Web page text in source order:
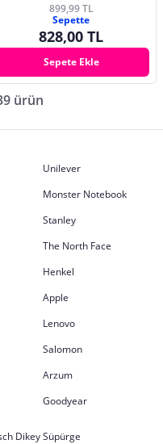
899,99 TL
Sepette
828,00 TL
Sepete Ekle
ürün
Unilever
Monster Notebook
Stanley
The North Face
Henkel
Apple
Lenovo
Salomon
Arzum
Goodyear
Dikey Süpürge